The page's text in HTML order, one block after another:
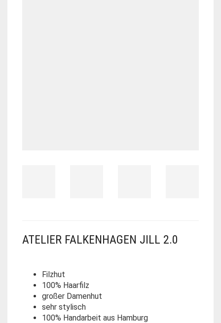
ATELIER FALKENHAGEN JILL 2.0
Filzhut
100% Haarfilz
großer Damenhut
sehr stylisch
100% Handarbeit aus Hamburg